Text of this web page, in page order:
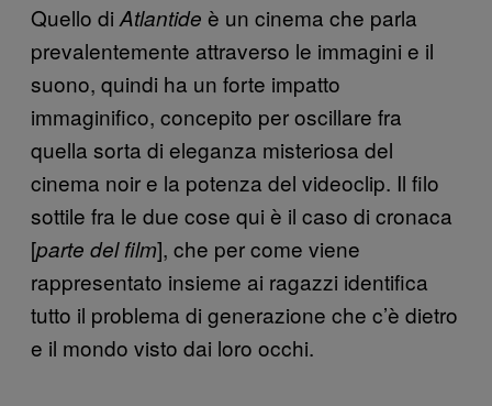
Quello di Atlantide è un cinema che parla
prevalentemente attraverso le immagini e il
suono, quindi ha un forte impatto
immaginifico, concepito per oscillare fra
quella sorta di eleganza misteriosa del
cinema noir e la potenza del videoclip. Il filo
sottile fra le due cose qui è il caso di cronaca
[parte del film], che per come viene
rappresentato insieme ai ragazzi identifica
tutto il problema di generazione che c’è dietro
e il mondo visto dai loro occhi.